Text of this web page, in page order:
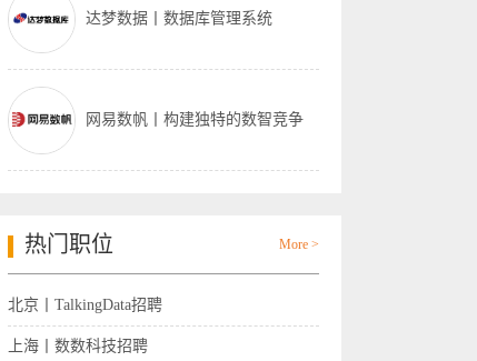
达梦数据丨数据库管理系统
网易数帆丨构建独特的数智竞争
热门职位 More >
北京丨TalkingData招聘
上海丨数数科技招聘